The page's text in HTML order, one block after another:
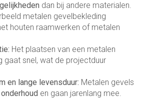
dan bij andere materialen.
metalen gevelbekleding
houten raamwerken of metalen
Het plaatsen van een metalen
gaat snel, wat de projectduur
en lange levensduur: Metalen gevels
en gaan jarenlang mee.